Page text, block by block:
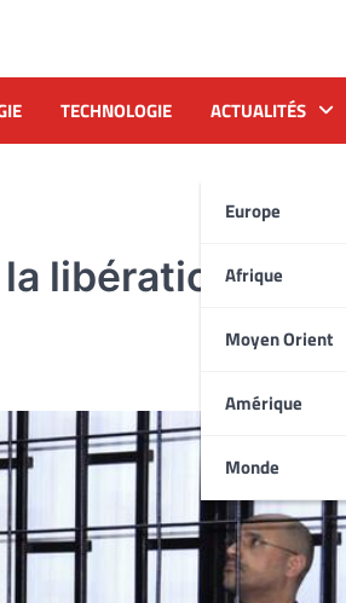
TECHNOLOGIE ACTUALITÉS
Europe
Afrique
Moyen Orient
Amérique
Monde
libération de